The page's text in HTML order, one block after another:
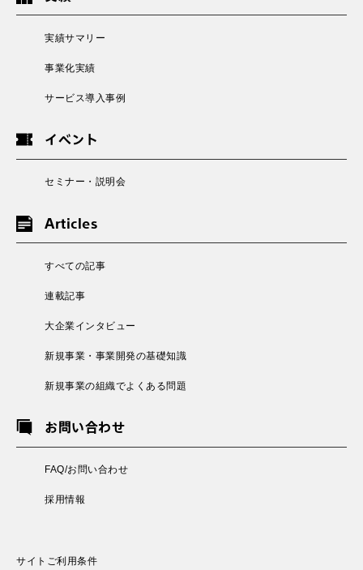
実績サマリー
事業化実績
サービス導入事例
イベント
セミナー・説明会
Articles
すべての記事
連載記事
大企業インタビュー
新規事業・事業開発の基礎知識
新規事業の組織でよくある問題
お問い合わせ
FAQ/お問い合わせ
採用情報
サイトご利用条件